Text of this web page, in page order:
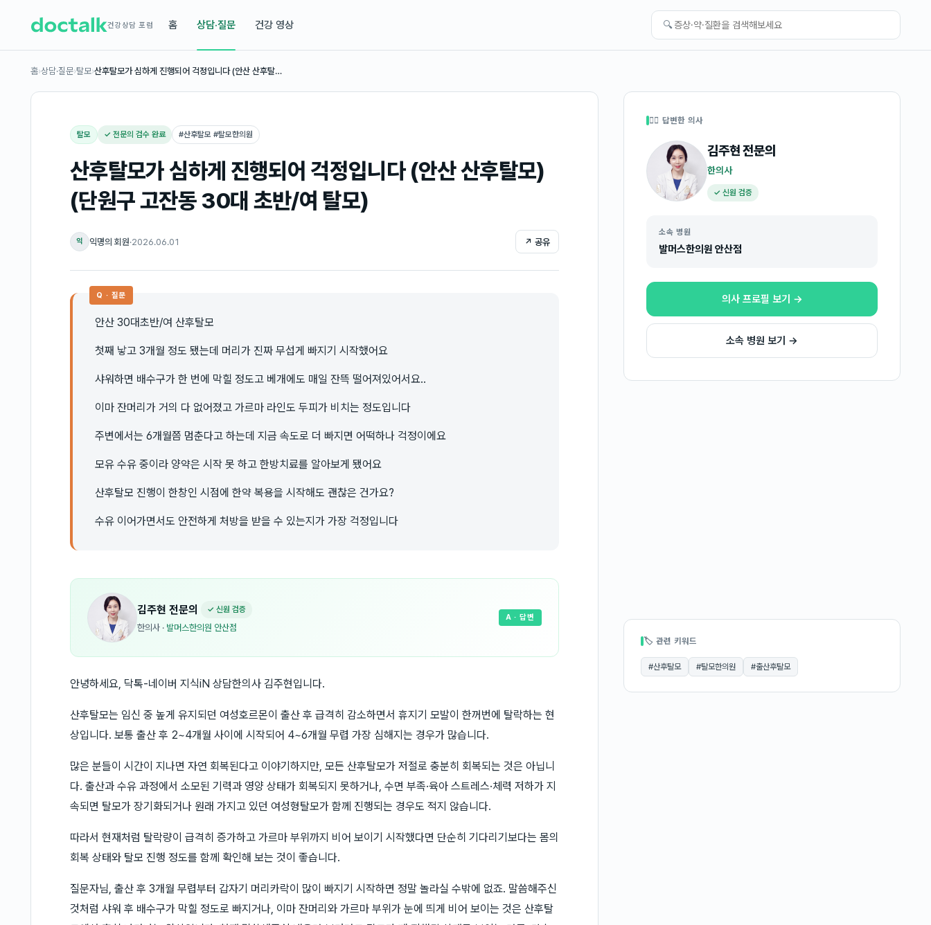
건강상담 포럼 홈 상담·질문 건강 영상 🔍
홈›상담·질문›탈모›산후탈모가 심하게 진행되어 걱정입니다 (안산 산후탈…
탈모 ✓ 전문의 검수 완료 #산후탈모 #탈모한의원
산후탈모가 심하게 진행되어 걱정입니다 (안산 산후탈모)
(단원구 고잔동 30대 초반/여 탈모)
익 익명의 회원·2026.06.01 ↗ 공유
Q · 질문
안산 30대초반/여 산후탈모
첫째 낳고 3개월 정도 됐는데 머리가 진짜 무섭게 빠지기 시작했어요
샤워하면 배수구가 한 번에 막힐 정도고 베개에도 매일 잔뜩 떨어져있어서요..
이마 잔머리가 거의 다 없어졌고 가르마 라인도 두피가 비치는 정도입니다
주변에서는 6개월쯤 멈춘다고 하는데 지금 속도로 더 빠지면 어떡하나 걱정이에요
모유 수유 중이라 양약은 시작 못 하고 한방치료를 알아보게 됐어요
산후탈모 진행이 한창인 시점에 한약 복용을 시작해도 괜찮은 건가요?
수유 이어가면서도 안전하게 처방을 받을 수 있는지가 가장 걱정입니다
김주현 전문의 ✓ 신원 검증
한의사 · 발머스한의원 안산점
A · 답변
안녕하세요, 닥톡-네이버 지식iN 상담한의사 김주현입니다.
산후탈모는 임신 중 높게 유지되던 여성호르몬이 출산 후 급격히 감소하면서 휴지기 모발이 한꺼번에 탈락하는 현
상입니다. 보통 출산 후 2~4개월 사이에 시작되어 4~6개월 무렵 가장 심해지는 경우가 많습니다.
많은 분들이 시간이 지나면 자연 회복된다고 이야기하지만, 모든 산후탈모가 저절로 충분히 회복되는 것은 아닙니
다. 출산과 수유 과정에서 소모된 기력과 영양 상태가 회복되지 못하거나, 수면 부족·육아 스트레스·체력 저하가 지
속되면 탈모가 장기화되거나 원래 가지고 있던 여성형탈모가 함께 진행되는 경우도 적지 않습니다.
따라서 현재처럼 탈락량이 급격히 증가하고 가르마 부위까지 비어 보이기 시작했다면 단순히 기다리기보다는 몸의
회복 상태와 탈모 진행 정도를 함께 확인해 보는 것이 좋습니다.
질문자님, 출산 후 3개월 무렵부터 갑자기 머리카락이 많이 빠지기 시작하면 정말 놀라실 수밖에 없죠. 말씀해주신
것처럼 샤워 후 배수구가 막힐 정도로 빠지거나, 이마 잔머리와 가르마 부위가 눈에 띄게 비어 보이는 것은 산후탈
👩‍⚕️ 답변한 의사
김주현전문의
한의사
✓ 신원 검증
소속 병원
발머스한의원 안산점
의사 프로필 보기 →
소속 병원 보기 →
🏷 관련 키워드
#산후탈모 #탈모한의원 #출산후탈모